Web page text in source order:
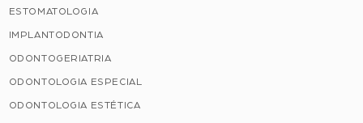
ESTOMATOLOGIA
IMPLANTODONTIA
ODONTOGERIATRIA
ODONTOLOGIA ESPECIAL
ODONTOLOGIA ESTÉTICA